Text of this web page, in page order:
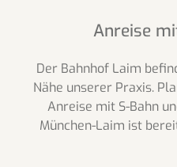
Anreise
Der Bahnhof Laim
Nähe unserer Praxis.
Anreise mit S-Bahn
München-Laim ist